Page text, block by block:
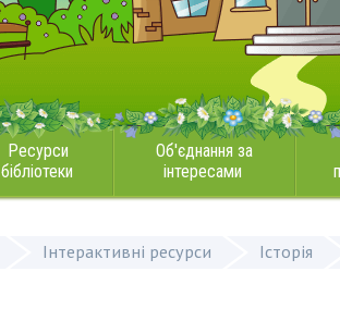
Ресурси
бібліотеки
Об'єднання за
інтересами
Інтерактивні ресурси Історія